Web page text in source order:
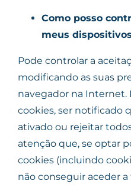
Como posso
meus
Pode controlar a
modificando as suas
navegador na Internet.
cookies, ser notificado
ativado ou rejeitar
atenção que, se optar
cookies (incluindo
não conseguir aceder